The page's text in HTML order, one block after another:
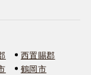
西置賜郡
鶴岡市